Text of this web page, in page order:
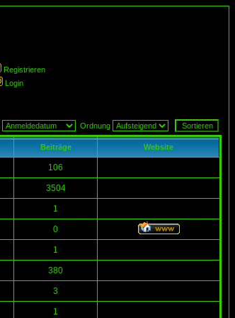
Registrieren
Login
Ordnung
Beiträge Website
106
3504
1
0
1
380
3
1